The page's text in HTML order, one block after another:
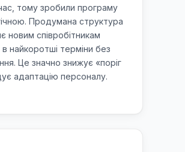
тому зробили програму
Продумана структура
новим співробітникам
найкоротші терміни без
Це значно знижує «поріг
адаптацію персоналу.